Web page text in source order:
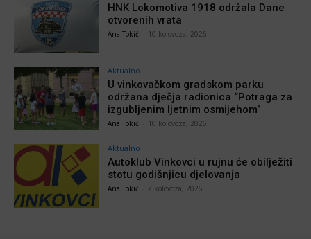
HNK Lokomotiva 1918 održala Dane
otvorenih vrata
Ana Tokić 10 kolovoza, 2026
Aktualno
U vinkovačkom gradskom parku
održana dječja radionica “Potraga za
izgubljenim ljetnim osmijehom”
Ana Tokić 10 kolovoza, 2026
Aktualno
Autoklub Vinkovci u rujnu će obilježiti
stotu godišnjicu djelovanja
Ana Tokić 7 kolovoza, 2026